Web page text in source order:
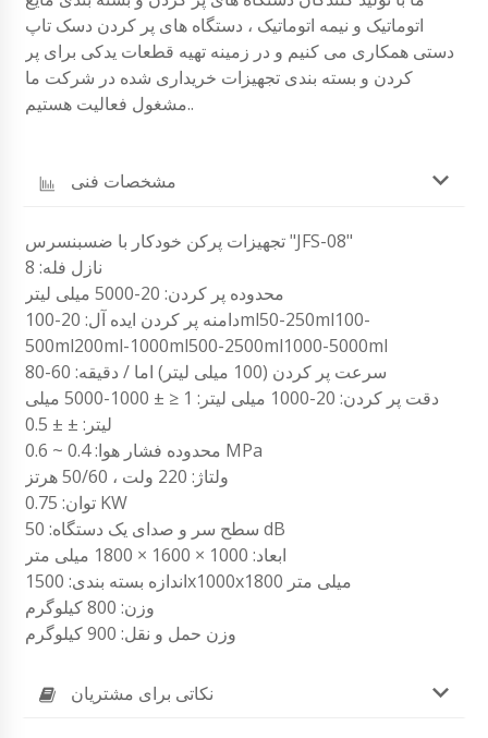
اتوماتیک و نیمه اتوماتیک ، دستگاه های پر کردن دسک تاپ
دستی همکاری می کنیم و در زمینه تهیه قطعات یدکی برای پر
کردن و بسته بندی تجهیزات خریداری شده در شرکت ما
مشغول فعالیت هستیم..
مشخصات فنی
تجهیزات پرکن خودکار با ضسبنسرس "JFS-08"
نازل فله: 8
محدوده پر کردن: 20-5000 میلی لیتر
دامنه پر کردن ایده آل: 20-100ml50-250ml100-
500ml200ml-1000ml500-2500ml1000-5000ml
سرعت پر کردن (100 میلی لیتر) اما / دقیقه: 60-80
دقت پر کردن: 20-1000 میلی لیتر: 1 ≤ ± 1000-5000 میلی
لیتر: ± ± 0.5
محدوده فشار هوا: 0.4 ~ 0.6 MPa
ولتاژ: 220 ولت ، 50/60 هرتز
توان: 0.75 KW
سطح سر و صدای یک دستگاه: 50 dB
ابعاد: 1000 × 1600 × 1800 میلی متر
اندازه بسته بندی: 1500x1000x1800 میلی متر
وزن: 800 کیلوگرم
وزن حمل و نقل: 900 کیلوگرم
نکاتی برای مشتریان